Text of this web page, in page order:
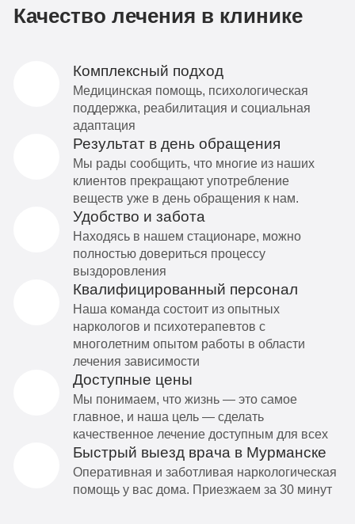
Качество лечения в клинике
Комплексный подход
Медицинская помощь, психологическая
поддержка, реабилитация и социальная
адаптация
Результат в день обращения
Мы рады сообщить, что многие из наших
клиентов прекращают употребление
веществ уже в день обращения к нам.
Удобство и забота
Находясь в нашем стационаре, можно
полностью довериться процессу
выздоровления
Квалифицированный персонал
Наша команда состоит из опытных
наркологов и психотерапевтов с
многолетним опытом работы в области
лечения зависимости
Доступные цены
Мы понимаем, что жизнь — это самое
главное, и наша цель — сделать
качественное лечение доступным для всех
Быстрый выезд врача в Мурманске
Оперативная и заботливая наркологическая
помощь у вас дома. Приезжаем за 30 минут